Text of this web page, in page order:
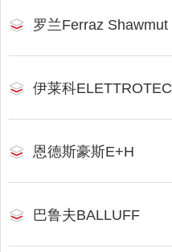
罗兰Ferraz Shawmut
伊莱科ELETTROTEC
恩德斯豪斯E+H
巴鲁夫BALLUFF